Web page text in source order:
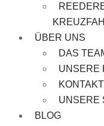
ÜBER UNS
DAS
UNSERE
KONTAKT
UNSERE
BLOG